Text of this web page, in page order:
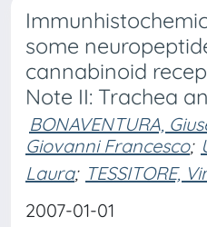
some
cannabinoid
Note II: Trachea
BONAVENTURA,
Giovanni Francesco;
Laura; TESSITORE,
2007-01-01